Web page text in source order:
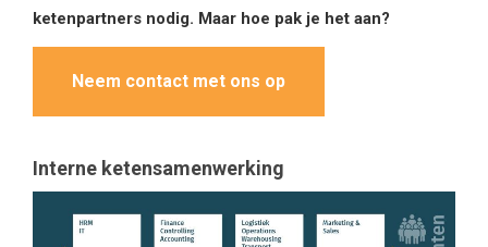
ketenpartners nodig. Maar hoe pak je het aan?
Neem contact met ons op
Interne ketensamenwerking